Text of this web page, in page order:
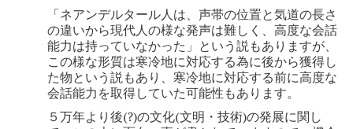
「ネアンデルタール人は、声帯の位置と気道の長さ
の違いから現代人の様な発声は難しく、高度な会話
能力は持っていなかった」という説もありますが、
この様な形質は寒冷地に対応する為に後から獲得し
た物という説もあり、寒冷地に対応する前に高度な
会話能力を取得していた可能性もあります。
５万年より後(?)の文化(文明・技術)の発展に関し